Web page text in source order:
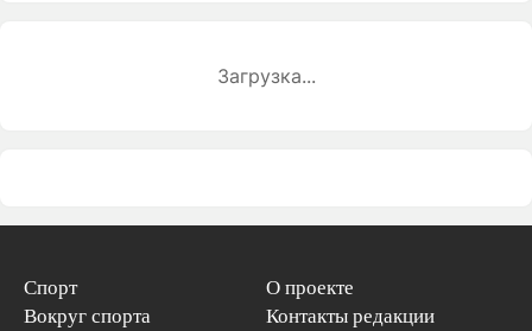
Загрузка...
Спорт
Вокруг спорта
О проекте
Контакты редакции